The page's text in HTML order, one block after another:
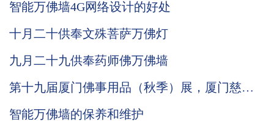
智能万佛墙4G网络设计的好处
十月二十供奉文殊菩萨万佛灯
九月二十九供奉药师佛万佛墙
第十九届厦门佛事用品（秋季）展，厦门慈愿
智能万佛墙的保养和维护